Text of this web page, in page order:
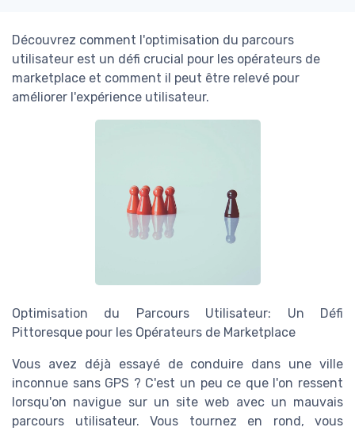
Découvrez comment l'optimisation du parcours
utilisateur est un défi crucial pour les opérateurs de
marketplace et comment il peut être relevé pour
améliorer l'expérience utilisateur.
Optimisation du Parcours Utilisateur: Un Défi
Pittoresque pour les Opérateurs de Marketplace
Vous avez déjà essayé de conduire dans une ville
inconnue sans GPS ? C'est un peu ce que l'on ressent
lorsqu'on navigue sur un site web avec un mauvais
parcours utilisateur. Vous tournez en rond, vous